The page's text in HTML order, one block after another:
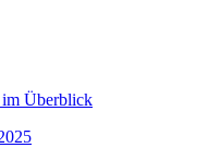
im Überblick